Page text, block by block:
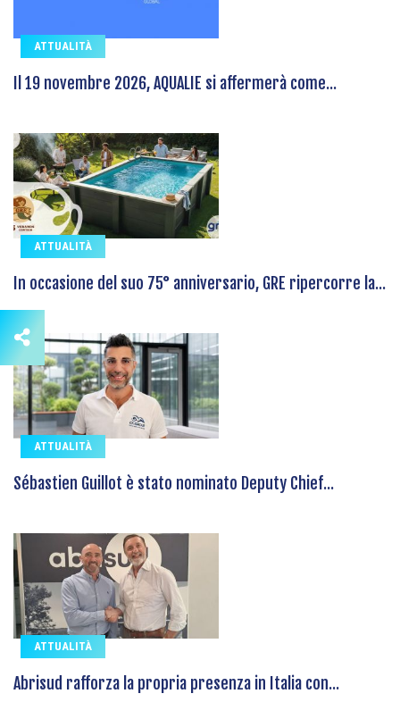
ATTUALITÀ
Il 19 novembre 2026, AQUALIE si affermerà come...
ATTUALITÀ
In occasione del suo 75° anniversario, GRE ripercorre la...
ATTUALITÀ
Sébastien Guillot è stato nominato Deputy Chief...
ATTUALITÀ
Abrisud rafforza la propria presenza in Italia con...